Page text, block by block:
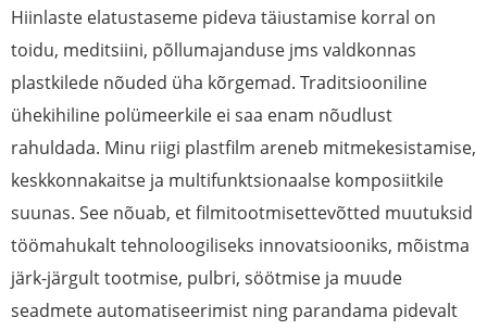
Hiinlaste elatustaseme pideva täiustamise korral on
toidu, meditsiini, põllumajanduse jms valdkonnas
plastkilede nõuded üha kõrgemad. Traditsiooniline
ühekihiline polümeerkile ei saa enam nõudlust
rahuldada. Minu riigi plastfilm areneb mitmekesistamise,
keskkonnakaitse ja multifunktsionaalse komposiitkile
suunas. See nõuab, et filmitootmisettevõtted muutuksid
töömahukalt tehnoloogiliseks innovatsiooniks, mõistma
järk-järgult tootmise, pulbri, söötmise ja muude
seadmete automatiseerimist ning parandama pidevalt